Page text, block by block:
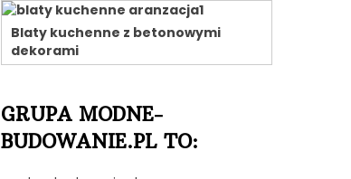
Blaty kuchenne z betonowymi
dekorami
GRUPA MODNE-
BUDOWANIE.PL TO: